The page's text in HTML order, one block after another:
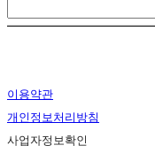
이용약관
개인정보처리방침
사업자정보확인